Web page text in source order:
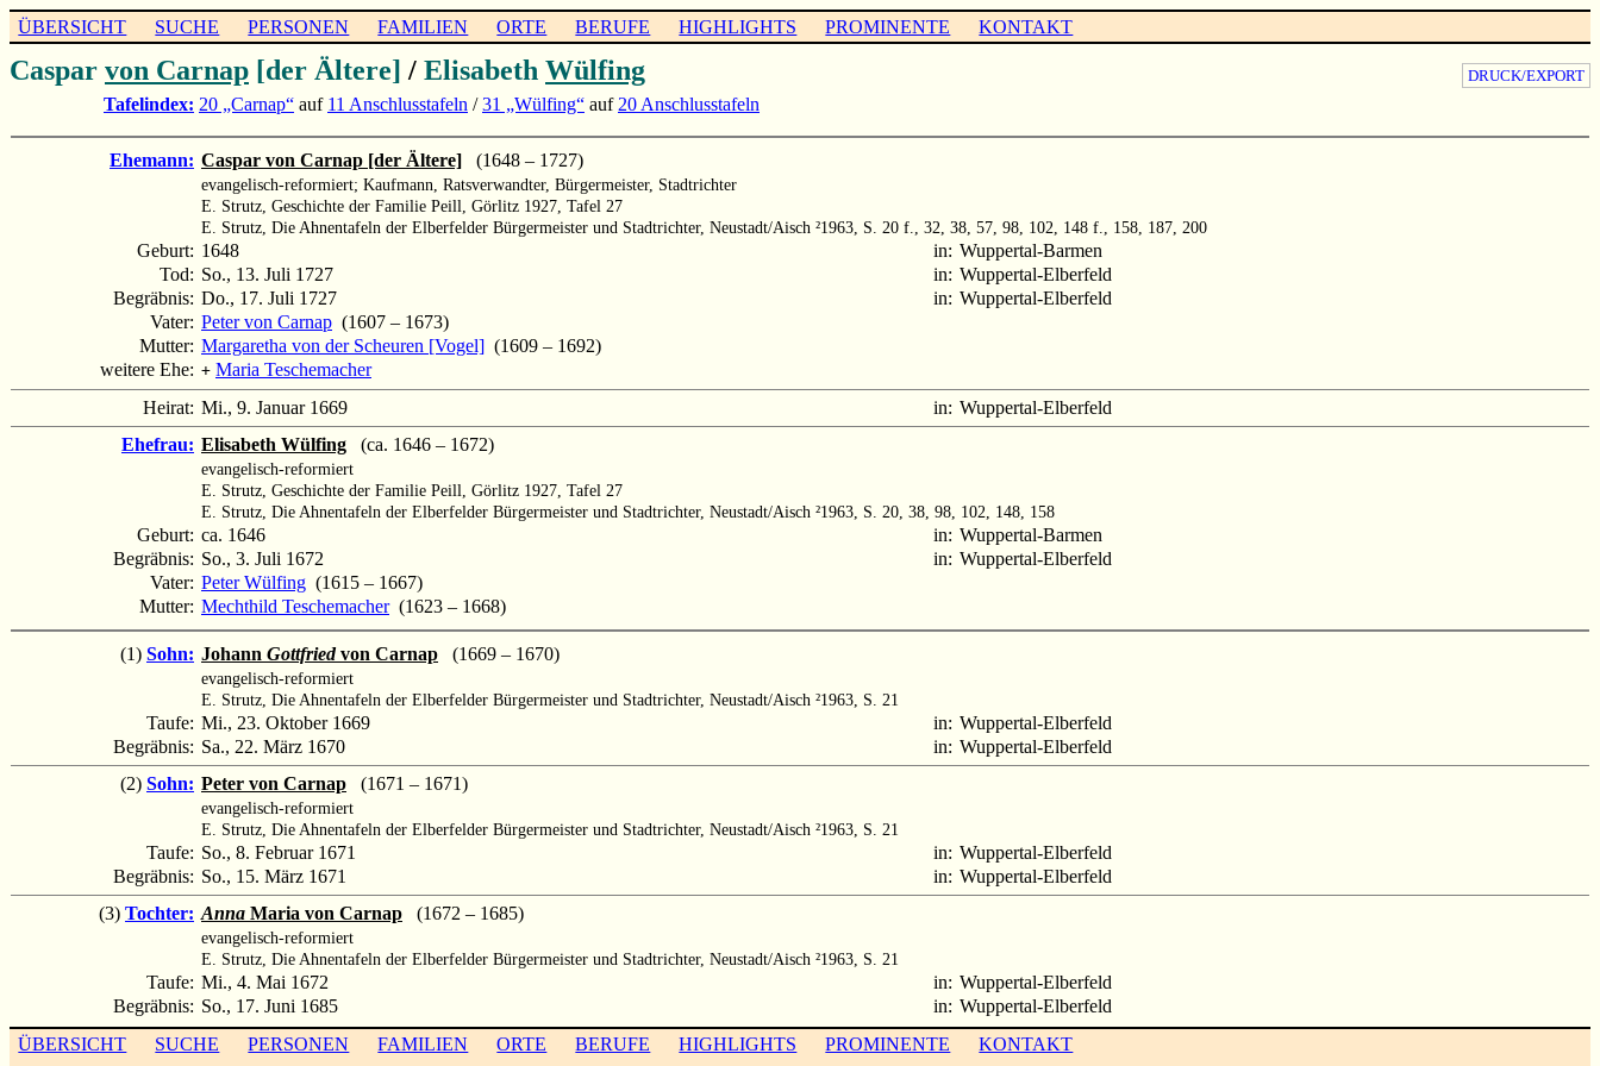
ÜBERSICHT SUCHE PERSONEN FAMILIEN ORTE BERUFE HIGHLIGHTS PROMINENTE KONTAKT
DRUCK/EXPORT
Caspar von Carnap [der Ältere] / Elisabeth Wülfing
Tafelindex: 20 „Carnap“ auf 11 Anschlusstafeln /31 „Wülfing“ auf 20 Anschlusstafeln
Ehemann: Caspar von Carnap [der Ältere] (1648 – 1727)
evangelisch-reformiert; Kaufmann, Ratsverwandter, Bürgermeister, Stadtrichter
E. Strutz, Geschichte der Familie Peill, Görlitz 1927, Tafel 27
E. Strutz, Die Ahnentafeln der Elberfelder Bürgermeister und Stadtrichter, Neustadt/Aisch ²1963, S. 20 f., 32, 38, 57, 98, 102, 148 f., 158, 187, 200
Geburt: 1648 in: Wuppertal-Barmen
Tod: So., 13. Juli 1727 in: Wuppertal-Elberfeld
Begräbnis: Do., 17. Juli 1727 in: Wuppertal-Elberfeld
Vater: Peter von Carnap (1607 – 1673)
Mutter: Margaretha von der Scheuren [Vogel] (1609 – 1692)
weitere Ehe: + Maria Teschemacher
Heirat: Mi., 9. Januar 1669 in: Wuppertal-Elberfeld
Ehefrau: Elisabeth Wülfing (ca. 1646 – 1672)
evangelisch-reformiert
E. Strutz, Geschichte der Familie Peill, Görlitz 1927, Tafel 27
E. Strutz, Die Ahnentafeln der Elberfelder Bürgermeister und Stadtrichter, Neustadt/Aisch ²1963, S. 20, 38, 98, 102, 148, 158
Geburt: ca. 1646 in: Wuppertal-Barmen
Begräbnis: So., 3. Juli 1672 in: Wuppertal-Elberfeld
Vater: Peter Wülfing (1615 – 1667)
Mutter: Mechthild Teschemacher(1623 – 1668)
(1) Sohn: Johann Gottfriedvon Carnap (1669 – 1670)
evangelisch-reformiert
E. Strutz, Die Ahnentafeln der Elberfelder Bürgermeister und Stadtrichter, Neustadt/Aisch ²1963, S. 21
Taufe: Mi., 23. Oktober 1669 in: Wuppertal-Elberfeld
Begräbnis: Sa., 22. März 1670 in: Wuppertal-Elberfeld
(2) Sohn: Peter von Carnap (1671 – 1671)
evangelisch-reformiert
E. Strutz, Die Ahnentafeln der Elberfelder Bürgermeister und Stadtrichter, Neustadt/Aisch ²1963, S. 21
Taufe: So., 8. Februar 1671 in: Wuppertal-Elberfeld
Begräbnis: So., 15. März 1671 in: Wuppertal-Elberfeld
(3) Tochter: Anna Maria von Carnap (1672 – 1685)
evangelisch-reformiert
E. Strutz, Die Ahnentafeln der Elberfelder Bürgermeister und Stadtrichter, Neustadt/Aisch ²1963, S. 21
Taufe: Mi., 4. Mai 1672 in: Wuppertal-Elberfeld
Begräbnis: So., 17. Juni 1685 in: Wuppertal-Elberfeld
ÜBERSICHT
SUCHE PERSONEN FAMILIEN ORTE BERUFE HIGHLIGHTS PROMINENTE KONTAKT